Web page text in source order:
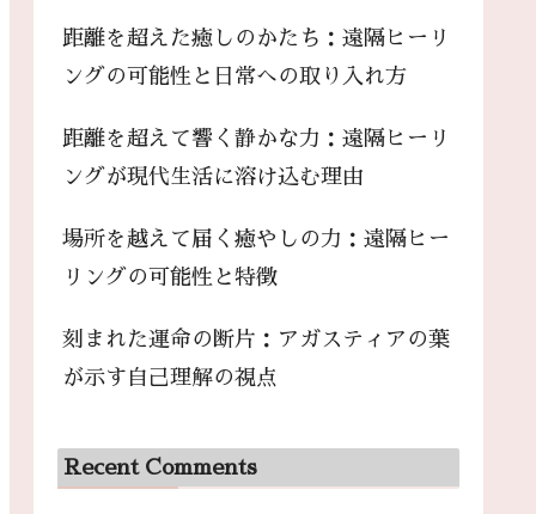
距離を超えた癒しのかたち：遠隔ヒーリ
ングの可能性と日常への取り入れ方
距離を超えて響く静かな力：遠隔ヒーリ
ングが現代生活に溶け込む理由
場所を越えて届く癒やしの力：遠隔ヒー
リングの可能性と特徴
刻まれた運命の断片：アガスティアの葉
が示す自己理解の視点
Recent Comments